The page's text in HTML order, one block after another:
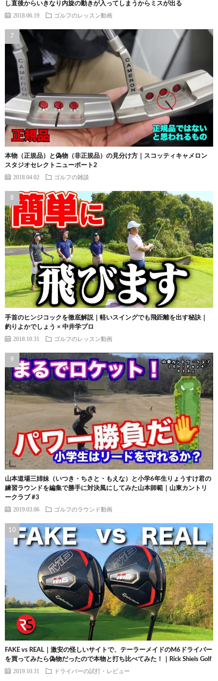
し直後からいきなり内旋の動きが入ってしまうからミスが出る
2018.06.19 ゴルフのレッスン動画
本物（正規品）と偽物（非正規品）の見分け方｜スコッティキャメロン
スタジオセレクトニューポート2
2018.04.02 ゴルフの雑談
手首のヒンジコックを徹底解説｜軽いスイングでも飛距離を出す秘訣｜
釣りよかでしょう × 中井学プロ
2018.10.31 ゴルフのレッスン動画
山本道場三姉妹（いつき・ちさと・もえな）と小学6年生りょうすけ君の
練習ラウンドを編集で勝手に対決風にしてみた山本師範｜山東カントリ
ークラブ #3
2019.03.06 ゴルフのラウンド動画
FAKE vs REAL｜激安の怪しいサイトで、テーラーメイドのM6ドライバー
を買ってみたら偽物だったので本物と打ち比べてみた！｜Rick Shiels Golf
2019.10.31 ドライバーの試打・レビュー